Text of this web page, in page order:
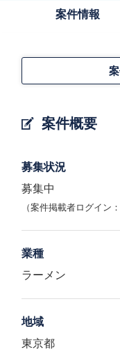
案件情報
案件概要
募集状況
募集中
（案件掲載者ログイン
業種
ラーメン
地域
東京都